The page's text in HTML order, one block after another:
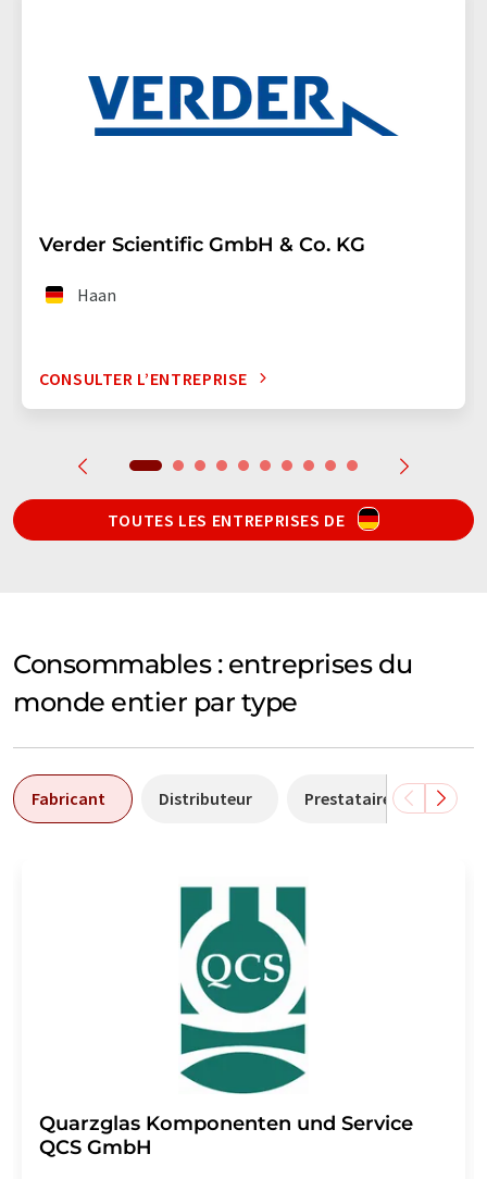
Verder Scientific GmbH & Co. KG
Haan
CONSULTER L’ENTREPRISE
TOUTES LES ENTREPRISES DE
Consommables : entreprises du
monde entier par type
Fabricant Distributeur Prestataire de services
Quarzglas Komponenten und Service
QCS GmbH